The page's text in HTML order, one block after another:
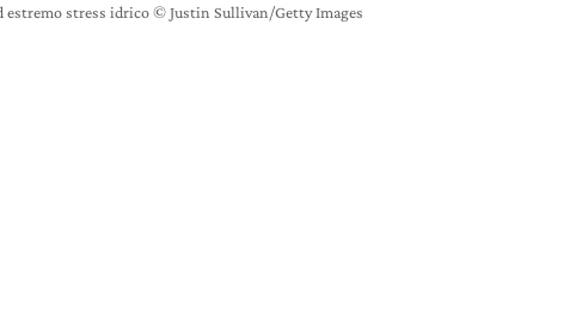
stress idrico © Justin Sullivan/Getty Images